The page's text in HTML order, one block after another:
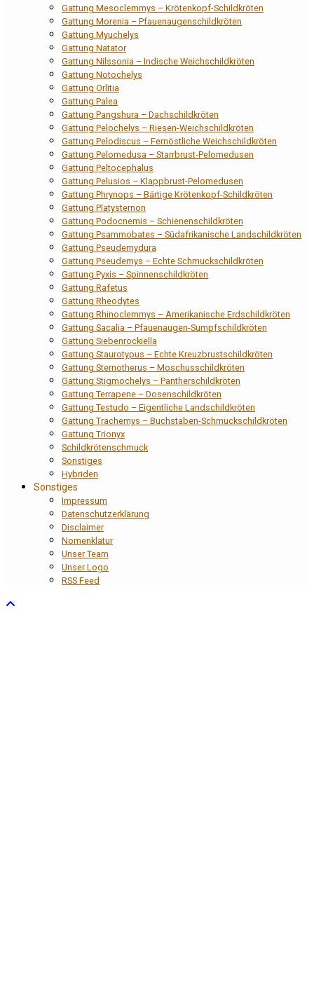
Gattung Mesoclemmys – Krötenkopf-Schildkröten
Gattung Morenia – Pfauenaugenschildkröten
Gattung Myuchelys
Gattung Natator
Gattung Nilssonia – Indische Weichschildkröten
Gattung Notochelys
Gattung Orlitia
Gattung Palea
Gattung Pangshura – Dachschildkröten
Gattung Pelochelys – Riesen-Weichschildkröten
Gattung Pelodiscus – Fernöstliche Weichschildkröten
Gattung Pelomedusa – Starrbrust-Pelomedusen
Gattung Peltocephalus
Gattung Pelusios – Klappbrust-Pelomedusen
Gattung Phrynops – Bärtige Krötenkopf-Schildkröten
Gattung Platysternon
Gattung Podocnemis – Schienenschildkröten
Gattung Psammobates – Südafrikanische Landschildkröten
Gattung Pseudemydura
Gattung Pseudemys – Echte Schmuckschildkröten
Gattung Pyxis – Spinnenschildkröten
Gattung Rafetus
Gattung Rheodytes
Gattung Rhinoclemmys – Amerikanische Erdschildkröten
Gattung Sacalia – Pfauenaugen-Sumpfschildkröten
Gattung Siebenrockiella
Gattung Staurotypus – Echte Kreuzbrustschildkröten
Gattung Sternotherus – Moschusschildkröten
Gattung Stigmochelys – Pantherschildkröten
Gattung Terrapene – Dosenschildkröten
Gattung Testudo – Eigentliche Landschildkröten
Gattung Trachemys – Buchstaben-Schmuckschildkröten
Gattung Trionyx
Schildkrötenschmuck
Sonstiges
Hybriden
Sonstiges
Impressum
Datenschutzerklärung
Disclaimer
Nomenklatur
Unser Team
Unser Logo
RSS Feed